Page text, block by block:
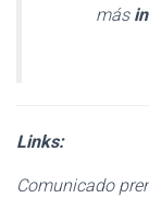
más
Links:
Comunicado